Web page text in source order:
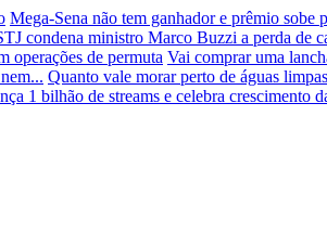
Mega-Sena não tem ganhador e prêmio sobe
condena ministro Marco Buzzi a perda de
operações de permuta Vai comprar uma
Quanto vale morar perto de águas
1 bilhão de streams e celebra crescimento